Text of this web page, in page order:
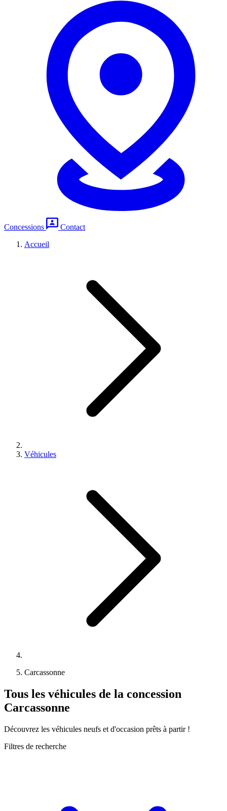
Concessions
Contact
Accueil
Véhicules
Carcassonne
Tous les véhicules de la concession
Carcassonne
Découvrez les véhicules neufs et d'occasion prêts à partir !
Filtres de recherche